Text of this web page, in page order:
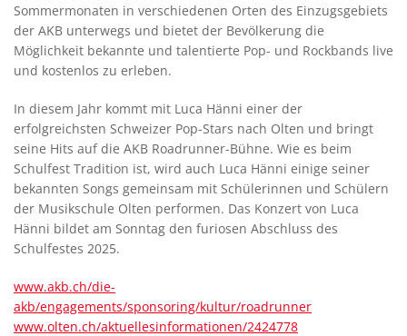
Sommermonaten in verschiedenen Orten des Einzugsgebiets
der AKB unterwegs und bietet der Bevölkerung die
Möglichkeit bekannte und talentierte Pop- und Rockbands live
und kostenlos zu erleben.
In diesem Jahr kommt mit Luca Hänni einer der
erfolgreichsten Schweizer Pop-Stars nach Olten und bringt
seine Hits auf die AKB Roadrunner-Bühne. Wie es beim
Schulfest Tradition ist, wird auch Luca Hänni einige seiner
bekannten Songs gemeinsam mit Schülerinnen und Schülern
der Musikschule Olten performen. Das Konzert von Luca
Hänni bildet am Sonntag den furiosen Abschluss des
Schulfestes 2025.
www.akb.ch/die-
akb/engagements/sponsoring/kultur/roadrunner
www.olten.ch/aktuellesinformationen/2424778